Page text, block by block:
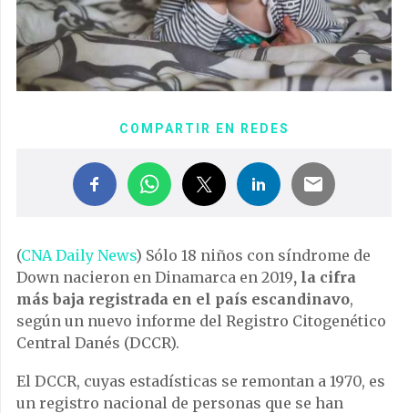
COMPARTIR EN REDES
(CNA Daily News) Sólo 18 niños con síndrome de
Down nacieron en Dinamarca en 2019, la cifra
más baja registrada en el país escandinavo,
según un nuevo informe del Registro Citogenético
Central Danés (DCCR).
El DCCR, cuyas estadísticas se remontan a 1970, es
un registro nacional de personas que se han